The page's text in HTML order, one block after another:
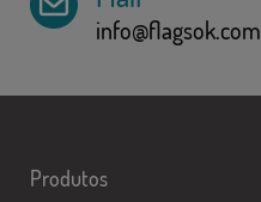
info@flagsok.com
Produtos